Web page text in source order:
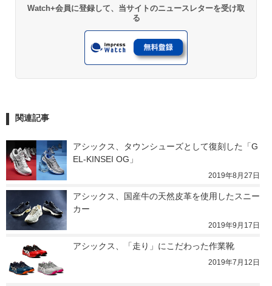
Watch+会員に登録して、当サイトのニュースレターを受け取
る
関連記事
アシックス、タウンシューズとして復刻した「G
EL-KINSEI OG」
2019年8月27日
アシックス、国産牛の天然皮革を使用したスニー
カー
2019年9月17日
アシックス、「走り」にこだわった作業靴
2019年7月12日